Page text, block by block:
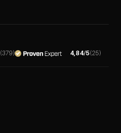
(379) 4,84/5(25)